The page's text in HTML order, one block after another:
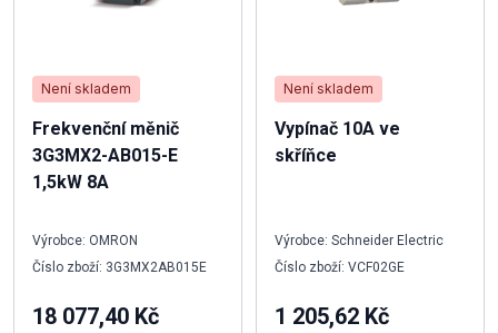
Není skladem
Frekvenční měnič
3G3MX2-AB015-E
1,5kW 8A
Výrobce: OMRON
Číslo zboží: 3G3MX2AB015E
18 077,40 Kč
Není skladem
Vypínač 10A ve
skříňce
Výrobce: Schneider Electric
Číslo zboží: VCF02GE
1 205,62 Kč